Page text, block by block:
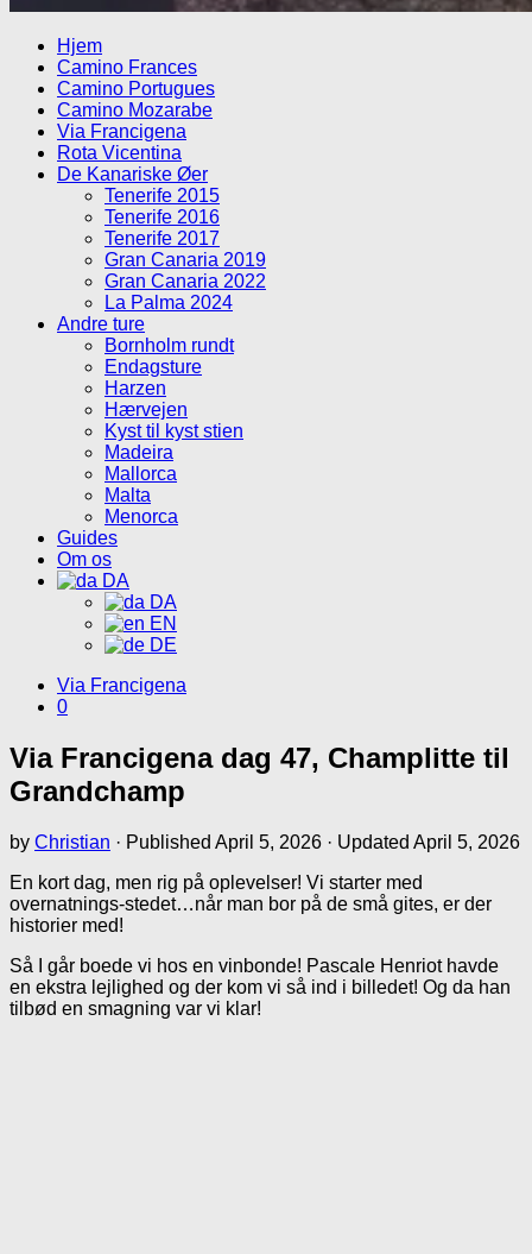
Hjem
Camino Frances
Camino Portugues
Camino Mozarabe
Via Francigena
Rota Vicentina
De Kanariske Øer
Tenerife 2015
Tenerife 2016
Tenerife 2017
Gran Canaria 2019
Gran Canaria 2022
La Palma 2024
Andre ture
Bornholm rundt
Endagsture
Harzen
Hærvejen
Kyst til kyst stien
Madeira
Mallorca
Malta
Menorca
Guides
Om os
DA
DA
EN
DE
Via Francigena
0
Via Francigena dag 47, Champlitte til
Grandchamp
by Christian · Published April 5, 2026 · Updated April 5, 2026
En kort dag, men rig på oplevelser! Vi starter med
overnatnings-stedet…når man bor på de små gites, er der
historier med!
Så I går boede vi hos en vinbonde! Pascale Henriot havde
en ekstra lejlighed og der kom vi så ind i billedet! Og da han
tilbød en smagning var vi klar!